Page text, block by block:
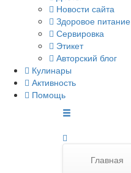
Новости сайта
Здоровое питание
Сервировка
Этикет
Авторский блог
Кулинары
Активность
Помощь
Главная